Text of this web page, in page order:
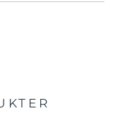
med den